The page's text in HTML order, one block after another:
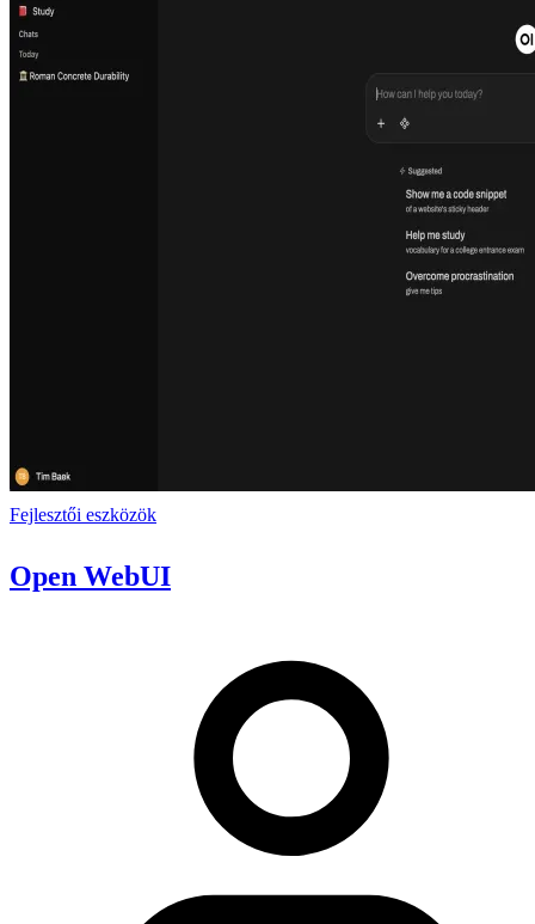
Fejlesztői eszközök
Open WebUI